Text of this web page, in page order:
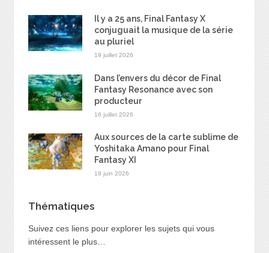
Il y a 25 ans, Final Fantasy X
conjuguait la musique de la série
au pluriel
19 juillet 2026
Dans l’envers du décor de Final
Fantasy Resonance avec son
producteur
16 juillet 2026
Aux sources de la carte sublime de
Yoshitaka Amano pour Final
Fantasy XI
19 juin 2026
Thématiques
Suivez ces liens pour explorer les sujets qui vous
intéressent le plus…